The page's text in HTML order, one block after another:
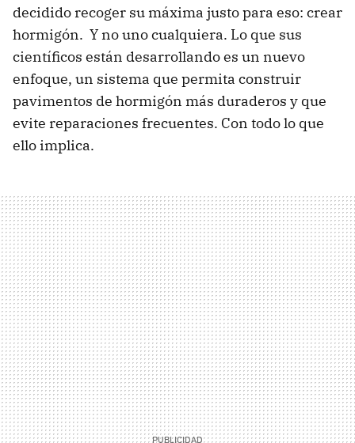
decidido recoger su máxima justo para eso: crear
hormigón. Y no uno cualquiera. Lo que sus
científicos están desarrollando es un nuevo
enfoque, un sistema que permita construir
pavimentos de hormigón más duraderos y que
evite reparaciones frecuentes. Con todo lo que
ello implica.